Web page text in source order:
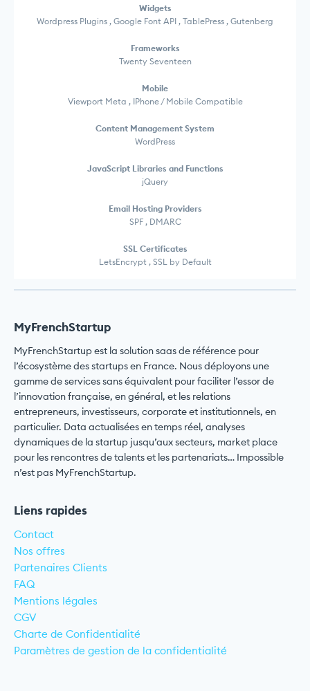
Widgets
Wordpress Plugins , Google Font API , TablePress , Gutenberg
Frameworks
Twenty Seventeen
Mobile
Viewport Meta , IPhone / Mobile Compatible
Content Management System
WordPress
JavaScript Libraries and Functions
jQuery
Email Hosting Providers
SPF , DMARC
SSL Certificates
LetsEncrypt , SSL by Default
MyFrenchStartup
MyFrenchStartup est la solution saas de référence pour
l’écosystème des startups en France. Nous déployons une
gamme de services sans équivalent pour faciliter l’essor de
l’innovation française, en général, et les relations
entrepreneurs, investisseurs, corporate et institutionnels, en
particulier. Data actualisées en temps réel, analyses
dynamiques de la startup jusqu’aux secteurs, market place
pour les rencontres de talents et les partenariats… Impossible
n’est pas MyFrenchStartup.
Liens rapides
Contact
Nos offres
Partenaires Clients
FAQ
Mentions légales
CGV
Charte de Confidentialité
Paramètres de gestion de la confidentialité